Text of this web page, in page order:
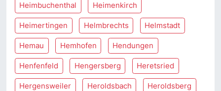
Heimbuchenthal Heimenkirch
Heimertingen Helmbrechts Helmstadt
Hemau Hemhofen Hendungen
Henfenfeld Hengersberg Heretsried
Hergensweiler Heroldsbach Heroldsberg